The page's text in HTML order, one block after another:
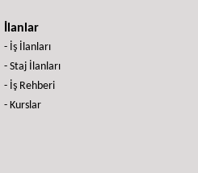
İlanlar
- İş İlanları
- Staj İlanları
- İş Rehberi
- Kurslar